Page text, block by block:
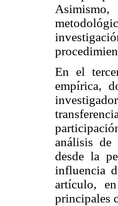
En el
empírica,
análisis de
desde la
influencia
artículo,
principales